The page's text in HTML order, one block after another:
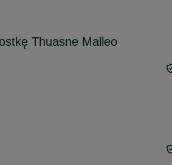
Thuasne Malleo